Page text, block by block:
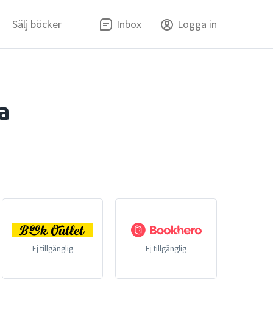
Sälj böcker Inbox Logga in
Ej tillgänglig Ej tillgänglig